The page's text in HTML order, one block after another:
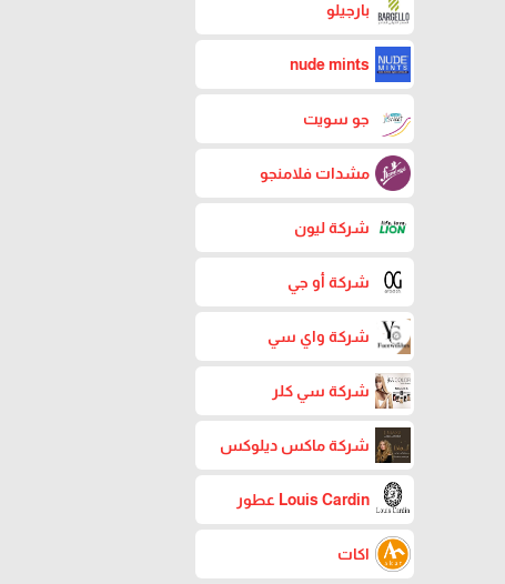
بارجيلو
nude mints
جو سويت
مشدات فلامنجو
شركة ليون
شركة أو جي
شركة واي سي
شركة سي كلر
شركة ماكس ديلوكس
Louis Cardin عطور
اكات